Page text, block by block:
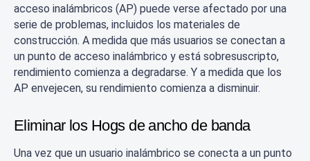
acceso inalámbricos (AP) puede verse afectado por una
serie de problemas, incluidos los materiales de
construcción. A medida que más usuarios se conectan a
un punto de acceso inalámbrico y está sobresuscripto,
rendimiento comienza a degradarse. Y a medida que los
AP envejecen, su rendimiento comienza a disminuir.
Eliminar los Hogs de ancho de banda
Una vez que un usuario inalámbrico se conecta a un punto